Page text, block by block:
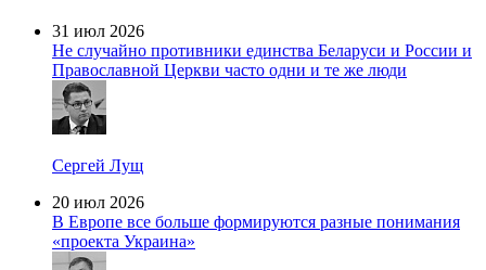
31 июл 2026
Не случайно противники единства Беларуси и России и
Православной Церкви часто одни и те же люди
Сергей Лущ
20 июл 2026
В Европе все больше формируются разные понимания
«проекта Украина»